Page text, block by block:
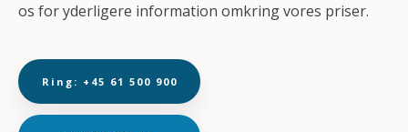
os for yderligere information omkring vores priser.
Ring: +45 61 500 900